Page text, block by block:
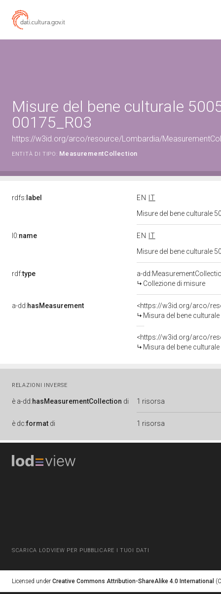
Misure del bene culturale
00175_R03
https://w3id.org/arco/resource/Lombardia/
ENTITÀ DI TIPO: MeasurementCollection
rdfs: label EN
IT
Misure del bene culturale
l0:name EN
IT
Misure del bene culturale
rdf:type
a-
Collezione di misure
a-dd:hasMeasurement
<https://w3id.org/arco/
Misura del bene
<https://w3id.org/arco/
Misura del bene
RELAZIONI INVERSE
è a-dd:hasMeasurementCollection di 1 risorsa
è dc:format di 1 risorsa
SCARICA LODVIEW PER PUBBLICARE I TUOI DATI
Licensed under Creative Commons Attribution-ShareAlike 4.0 International